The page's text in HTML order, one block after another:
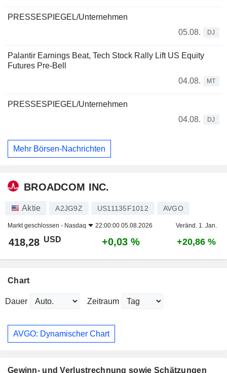
PRESSESPIEGEL/Unternehmen
05.08.
DJ
Palantir Earnings Beat, Tech Stock Rally Lift US Equity
Futures Pre-Bell
04.08.
MT
PRESSESPIEGEL/Unternehmen
04.08.
DJ
Mehr Börsen-Nachrichten
BROADCOM INC.
Aktie A2JG9Z US11135F1012 AVGO
Markt geschlossen - Nasdaq 22:00:00 05.08.2026 Veränd. 1. Jan.
418,28 USD +0,03 % +20,86 %
Chart
Dauer Zeitraum
AVGO: Dynamischer Chart
Gewinn- und Verlustrechnung sowie Schätzungen